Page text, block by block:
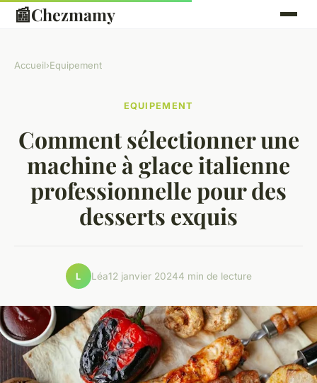
📰Chezmamy
Accueil›Equipement
EQUIPEMENT
Comment sélectionner une
machine à glace italienne
professionnelle pour des
desserts exquis
L Léa12 janvier 20244 min de lecture